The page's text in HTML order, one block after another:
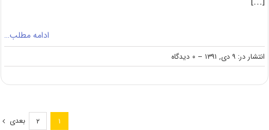
ادامه مطلب…
انتشار در: ۹ دی, ۱۳۹۱ -- ۰ دیدگاه
on
منابع
۱ ۲ بعدی